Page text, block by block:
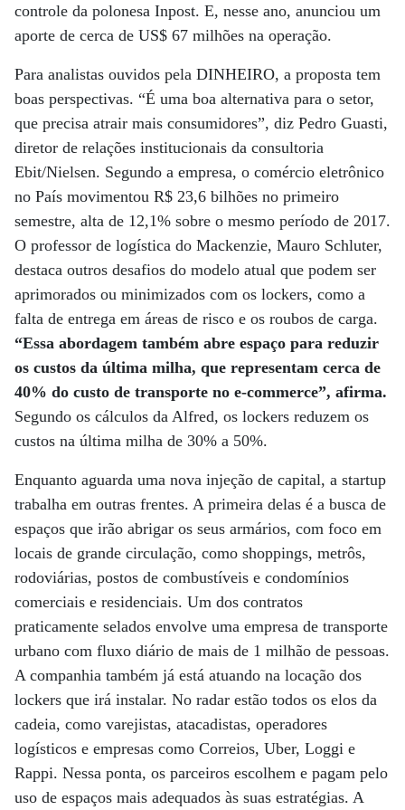
controle da polonesa Inpost. E, nesse ano, anunciou um
aporte de cerca de US$ 67 milhões na operação.
Para analistas ouvidos pela DINHEIRO, a proposta tem
boas perspectivas. “É uma boa alternativa para o setor,
que precisa atrair mais consumidores”, diz Pedro Guasti,
diretor de relações institucionais da consultoria
Ebit/Nielsen. Segundo a empresa, o comércio eletrônico
no País movimentou R$ 23,6 bilhões no primeiro
semestre, alta de 12,1% sobre o mesmo período de 2017.
O professor de logística do Mackenzie, Mauro Schluter,
destaca outros desafios do modelo atual que podem ser
aprimorados ou minimizados com os lockers, como a
falta de entrega em áreas de risco e os roubos de carga.
“Essa abordagem também abre espaço para reduzir
os custos da última milha, que representam cerca de
40% do custo de transporte no e-commerce”, afirma.
Segundo os cálculos da Alfred, os lockers reduzem os
custos na última milha de 30% a 50%.
Enquanto aguarda uma nova injeção de capital, a startup
trabalha em outras frentes. A primeira delas é a busca de
espaços que irão abrigar os seus armários, com foco em
locais de grande circulação, como shoppings, metrôs,
rodoviárias, postos de combustíveis e condomínios
comerciais e residenciais. Um dos contratos
praticamente selados envolve uma empresa de transporte
urbano com fluxo diário de mais de 1 milhão de pessoas.
A companhia também já está atuando na locação dos
lockers que irá instalar. No radar estão todos os elos da
cadeia, como varejistas, atacadistas, operadores
logísticos e empresas como Correios, Uber, Loggi e
Rappi. Nessa ponta, os parceiros escolhem e pagam pelo
uso de espaços mais adequados às suas estratégias. A